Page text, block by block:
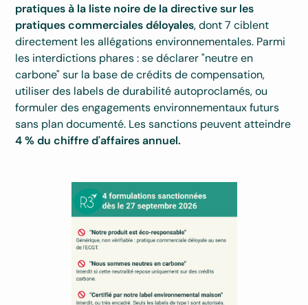
pratiques à la liste noire de la directive sur les
pratiques commerciales déloyales, dont 7 ciblent
directement les allégations environnementales. Parmi
les interdictions phares : se déclarer "neutre en
carbone" sur la base de crédits de compensation,
utiliser des labels de durabilité autoproclamés, ou
formuler des engagements environnementaux futurs
sans plan documenté. Les sanctions peuvent atteindre
4 % du chiffre d'affaires annuel.